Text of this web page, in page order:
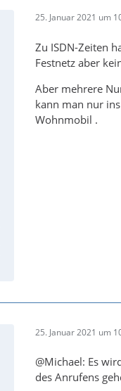
25. Januar 2021 um
Zu ISDN-Zeiten
Festnetz aber
Aber mehrere
kann man nur
Wohnmobil .
25. Januar 2021 um
@Michael: Es
des Anrufens